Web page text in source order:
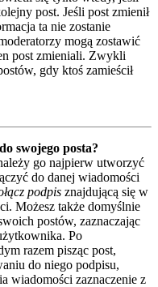
post. Jeśli post zmienił
ta nie zostanie
mogą zostawić
post zmieniali. Zwykli
gdy ktoś zamieścił
swojego posta?
go najpierw utworzyć
do danej wiadomości
podpis znajdującą się w
Możesz także domyślnie
postów, zaznaczając
Po
razem pisząc post,
do niego podpisu,
wiadomości zaznaczenie z